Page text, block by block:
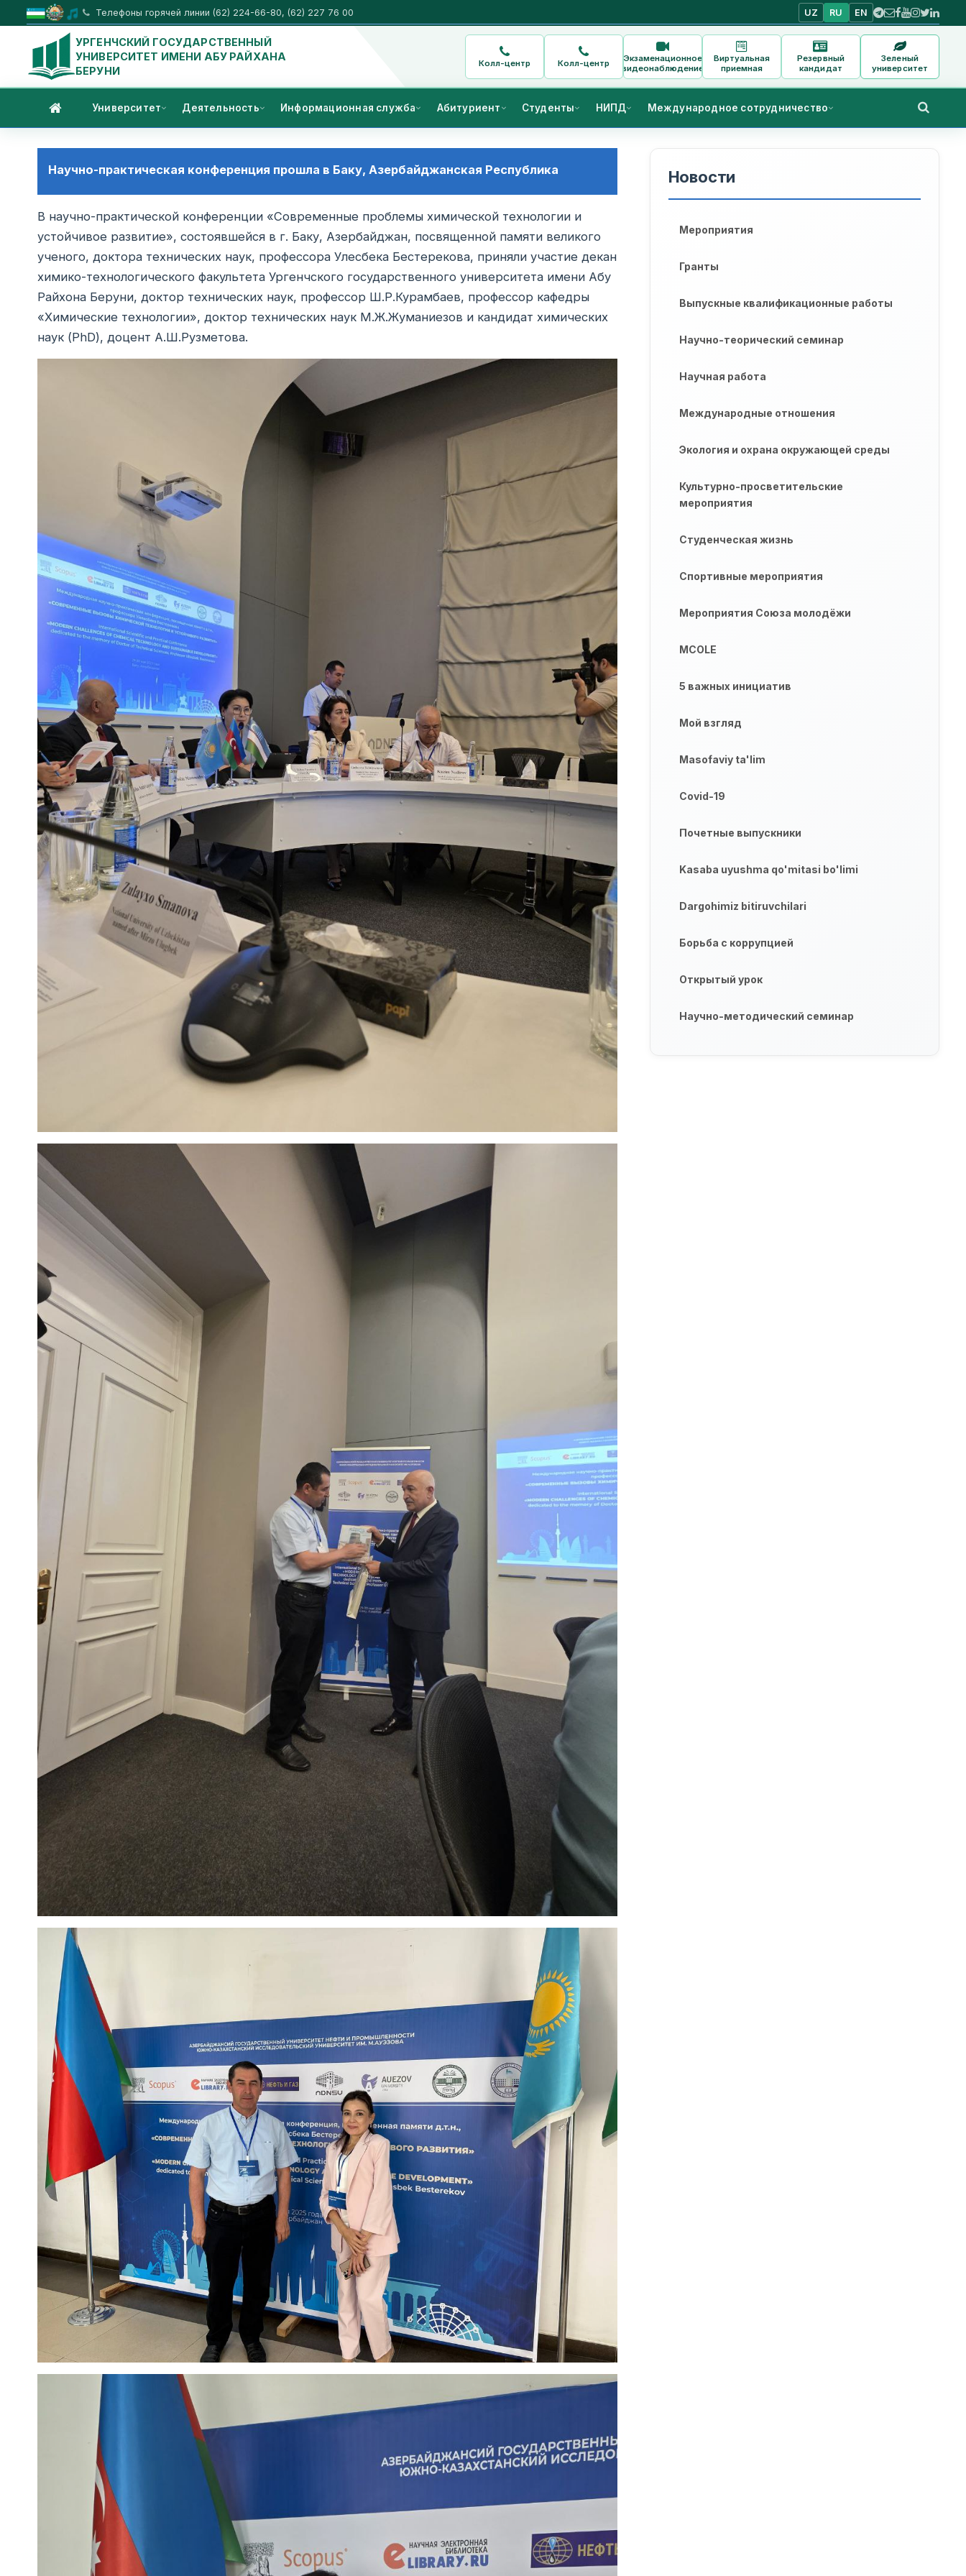
Телефоны горячей линии (62) 224-66-80, (62) 227 76 00 UZ RU EN
УРГЕНЧСКИЙ ГОСУДАРСТВЕННЫЙ
УНИВЕРСИТЕТ ИМЕНИ АБУ РАЙХАНА
БЕРУНИ
Колл-центр Колл-центр
Экзаменационное
видеонаблюдение
Виртуальная
приемная
Резервный
кандидат
Зеленый
университет
Университет Деятельность Информационная служба Абитуриент Студенты НИПД Международное сотрудничество
Научно-практическая конференция прошла в Баку, Азербайджанская Республика
В научно-практической конференции «Современные проблемы химической технологии и
устойчивое развитие», состоявшейся в г. Баку, Азербайджан, посвященной памяти великого
ученого, доктора технических наук, профессора Улесбека Бестерекова, приняли участие декан
химико-технологического факультета Ургенчского государственного университета имени Абу
Райхона Беруни, доктор технических наук, профессор Ш.Р.Курамбаев, профессор кафедры
«Химические технологии», доктор технических наук М.Ж.Жуманиезов и кандидат химических
наук (PhD), доцент А.Ш.Рузметова.
Новости
Мероприятия
Гранты
Выпускные квалификационные работы
Научно-теорический семинар
Научная работа
Международные отношения
Экология и охрана окружающей среды
Культурно-просветительские
мероприятия
Студенческая жизнь
Спортивные мероприятия
Мероприятия Союза молодёжи
MCOLE
5 важных инициатив
Мой взгляд
Masofaviy ta'lim
Covid-19
Почетные выпускники
Kasaba uyushma qo'mitasi bo'limi
Dargohimiz bitiruvchilari
Борьба с коррупцией
Открытый урок
Научно-методический семинар